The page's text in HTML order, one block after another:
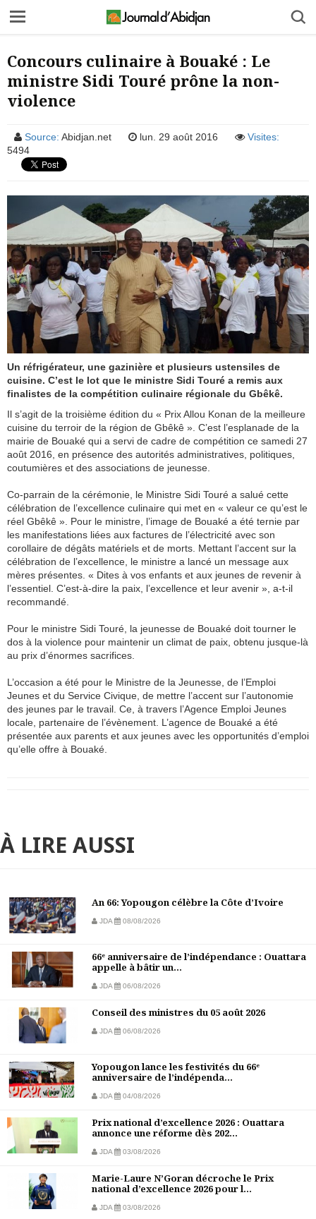
Concours culinaire à Bouaké : Le
ministre Sidi Touré prône la non-
violence
Source: Abidjan.net lun. 29 août 2016
Visites:
5494
Un réfrigérateur, une gazinière et plusieurs ustensiles de
cuisine. C’est le lot que le ministre Sidi Touré a remis aux
finalistes de la compétition culinaire régionale du Gbêkê.
Il s’agit de la troisième édition du « Prix Allou Konan de la meilleure
cuisine du terroir de la région de Gbêkê ». C’est l’esplanade de la
mairie de Bouaké qui a servi de cadre de compétition ce samedi 27
août 2016, en présence des autorités administratives, politiques,
coutumières et des associations de jeunesse.
Co-parrain de la cérémonie, le Ministre Sidi Touré a salué cette
célébration de l’excellence culinaire qui met en « valeur ce qu’est le
réel Gbêkê ». Pour le ministre, l’image de Bouaké a été ternie par
les manifestations liées aux factures de l’électricité avec son
corollaire de dégâts matériels et de morts. Mettant l’accent sur la
célébration de l’excellence, le ministre a lancé un message aux
mères présentes. « Dites à vos enfants et aux jeunes de revenir à
l’essentiel. C’est-à-dire la paix, l’excellence et leur avenir », a-t-il
recommandé.
Pour le ministre Sidi Touré, la jeunesse de Bouaké doit tourner le
dos à la violence pour maintenir un climat de paix, obtenu jusque-là
au prix d’énormes sacrifices.
L’occasion a été pour le Ministre de la Jeunesse, de l’Emploi
Jeunes et du Service Civique, de mettre l’accent sur l’autonomie
des jeunes par le travail. Ce, à travers l’Agence Emploi Jeunes
locale, partenaire de l’évènement. L’agence de Bouaké a été
présentée aux parents et aux jeunes avec les opportunités d’emploi
qu’elle offre à Bouaké.
À LIRE AUSSI
An 66: Yopougon célèbre la Côte d’Ivoire
JDA 08/08/2026
66ᵉ anniversaire de l’indépendance : Ouattara
appelle à bâtir un...
JDA 06/08/2026
Conseil des ministres du 05 août 2026
JDA 06/08/2026
Yopougon lance les festivités du 66ᵉ
anniversaire de l’indépenda...
JDA 04/08/2026
Prix national d’excellence 2026 : Ouattara
annonce une réforme dès 202...
JDA 03/08/2026
Marie-Laure N’Goran décroche le Prix
national d’excellence 2026 pour l...
JDA 03/08/2026